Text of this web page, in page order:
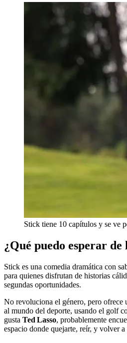
Stick tiene 10 capítulos y se ve
¿Qué puedo esperar de
Stick es una comedia dramática con
para quienes disfrutan de historias
segundas oportunidades.
No revoluciona el género, pero ofrece
al mundo del deporte, usando el golf
gusta Ted Lasso, probablemente
espacio donde quejarte, reír, y volver a